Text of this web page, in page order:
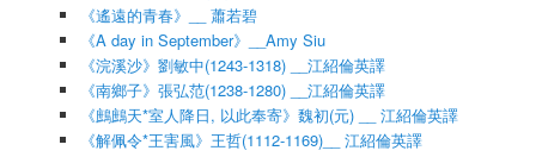
《遙遠的青春》__ 蕭若碧
《A day in September》__Amy Siu
《浣溪沙》劉敏中(1243-1318) __江紹倫英譯
《南鄉子》張弘范(1238-1280) __江紹倫英譯
《鷓鷓天*室人降日, 以此奉寄》魏初(元) __ 江紹倫英譯
《解佩令*王害風》王哲(1112-1169)__ 江紹倫英譯